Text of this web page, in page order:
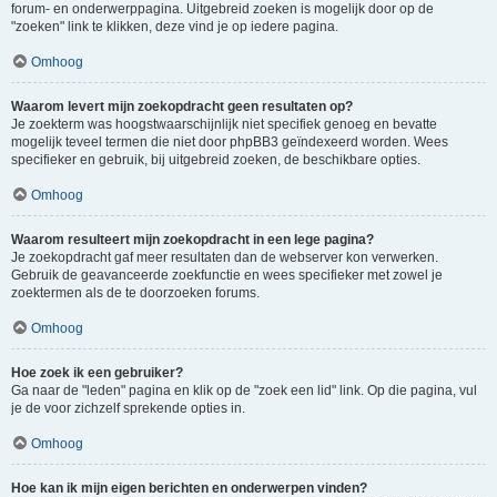
forum- en onderwerppagina. Uitgebreid zoeken is mogelijk door op de
"zoeken" link te klikken, deze vind je op iedere pagina.
Omhoog
Waarom levert mijn zoekopdracht geen resultaten op?
Je zoekterm was hoogstwaarschijnlijk niet specifiek genoeg en bevatte
mogelijk teveel termen die niet door phpBB3 geïndexeerd worden. Wees
specifieker en gebruik, bij uitgebreid zoeken, de beschikbare opties.
Omhoog
Waarom resulteert mijn zoekopdracht in een lege pagina?
Je zoekopdracht gaf meer resultaten dan de webserver kon verwerken.
Gebruik de geavanceerde zoekfunctie en wees specifieker met zowel je
zoektermen als de te doorzoeken forums.
Omhoog
Hoe zoek ik een gebruiker?
Ga naar de "leden" pagina en klik op de "zoek een lid" link. Op die pagina, vul
je de voor zichzelf sprekende opties in.
Omhoog
Hoe kan ik mijn eigen berichten en onderwerpen vinden?